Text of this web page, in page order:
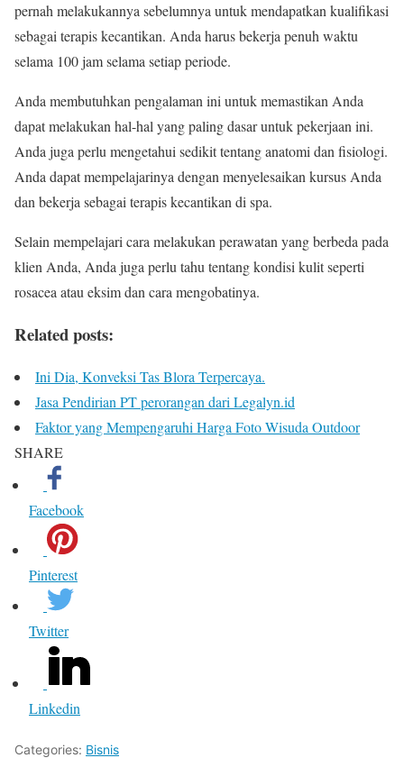
pernah melakukannya sebelumnya untuk mendapatkan kualifikasi
sebagai terapis kecantikan. Anda harus bekerja penuh waktu
selama 100 jam selama setiap periode.
Anda membutuhkan pengalaman ini untuk memastikan Anda
dapat melakukan hal-hal yang paling dasar untuk pekerjaan ini.
Anda juga perlu mengetahui sedikit tentang anatomi dan fisiologi.
Anda dapat mempelajarinya dengan menyelesaikan kursus Anda
dan bekerja sebagai terapis kecantikan di spa.
Selain mempelajari cara melakukan perawatan yang berbeda pada
klien Anda, Anda juga perlu tahu tentang kondisi kulit seperti
rosacea atau eksim dan cara mengobatinya.
Related posts:
Ini Dia, Konveksi Tas Blora Terpercaya.
Jasa Pendirian PT perorangan dari Legalyn.id
Faktor yang Mempengaruhi Harga Foto Wisuda Outdoor
SHARE
Facebook
Pinterest
Twitter
Linkedin
Categories: Bisnis